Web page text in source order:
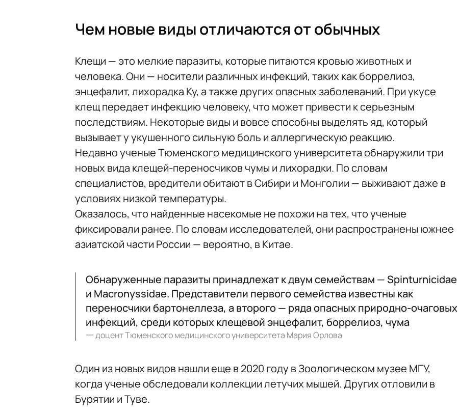
Чем новые виды отличаются от обычных
Клещи — это мелкие паразиты, которые питаются кровью животных и
человека. Они — носители различных инфекций, таких как боррелиоз,
энцефалит, лихорадка Ку, а также других опасных заболеваний. При укусе
клещ передает инфекцию человеку, что может привести к серьезным
последствиям. Некоторые виды и вовсе способны выделять яд, который
вызывает у укушенного сильную боль и аллергическую реакцию.
Недавно ученые Тюменского медицинского университета обнаружили три
новых вида клещей-переносчиков чумы и лихорадки. По словам
специалистов, вредители обитают в Сибири и Монголии — выживают даже в
условиях низкой температуры.
Оказалось, что найденные насекомые не похожи на тех, что ученые
фиксировали ранее. По словам исследователей, они распространены южнее
азиатской части России — вероятно, в Китае.
Обнаруженные паразиты принадлежат к двум семействам — Spinturnicidae
и Macronyssidae. Представители первого семейства известны как
переносчики бартонеллеза, а второго — ряда опасных природно-очаговых
инфекций, среди которых клещевой энцефалит, боррелиоз, чума
一доцент Тюменского медицинского университета Мария Орлова
Один из новых видов нашли еще в 2020 году в Зоологическом музее МГУ,
когда ученые обследовали коллекции летучих мышей. Других отловили в
Бурятии и Туве.